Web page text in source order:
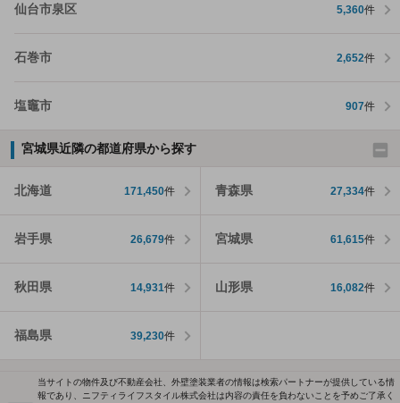
仙台市泉区 5,360件
石巻市 2,652件
塩竈市 907件
宮城県近隣の都道府県から探す
北海道 171,450件 青森県 27,334件
岩手県 26,679件 宮城県 61,615件
秋田県 14,931件 山形県 16,082件
福島県 39,230件
当サイトの物件及び不動産会社、外壁塗装業者の情報は検索パートナーが提供している情
報であり、ニフティライフスタイル株式会社は内容の責任を負わないことを予めご了承く